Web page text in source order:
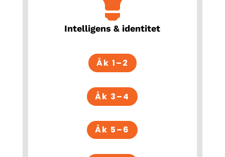
Intelligens & identitet
Åk 1–2
Åk 3–4
Åk 5–6